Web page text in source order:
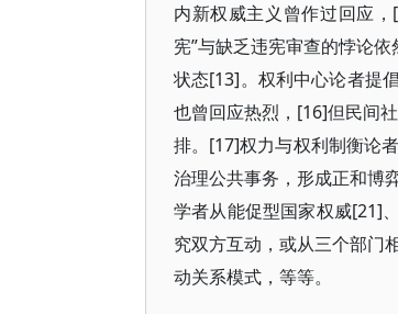
内新权威主义曾作过回应
宪”与缺乏违宪审查的悖论
状态[13]。权利中心论者提
也曾回应热烈，[16]但民间
排。[17]权力与权利制衡论
治理公共事务，形成正和博
学者从能促型国家权威[21]
究双方互动，或从三个部门
动关系模式，等等。